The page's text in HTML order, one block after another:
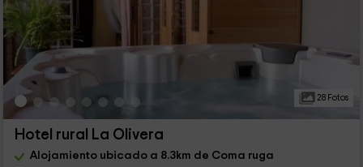
28 Fotos
Hotel rural La Olivera
Alojamiento ubicado a 8.3km de Coma ruga